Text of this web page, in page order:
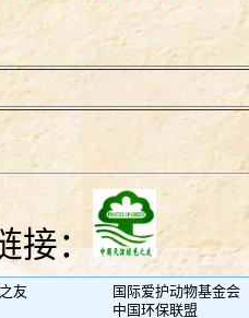
接：
友
国际爱护动物基金会
中国环保联盟